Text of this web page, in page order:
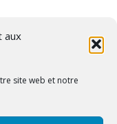
aux
site web et notre